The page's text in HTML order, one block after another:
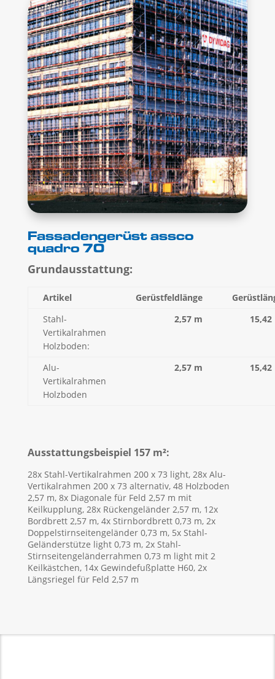
Fassadengerüst assco
quadro 70
Grundausstattung:
Artikel Gerüstfeldlänge
Stahl-
Vertikalrahmen
Holzboden:
2,57 m 15,42
Alu-
Vertikalrahmen
Holzboden
2,57 m 15,42
Ausstattungsbeispiel 157 m²:
28x Stahl-Vertikalrahmen 200 x 73 light, 28x Alu-
Vertikalrahmen 200 x 73 alternativ, 48 Holzboden
2,57 m, 8x Diagonale für Feld 2,57 m mit
Keilkupplung, 28x Rückengeländer 2,57 m, 12x
Bordbrett 2,57 m, 4x Stirnbordbrett 0,73 m, 2x
Doppelstirnseitengeländer 0,73 m, 5x Stahl-
Geländerstütze light 0,73 m, 2x Stahl-
Stirnseitengeländerrahmen 0,73 m light mit 2
Keilkästchen, 14x Gewindefußplatte H60, 2x
Längsriegel für Feld 2,57 m